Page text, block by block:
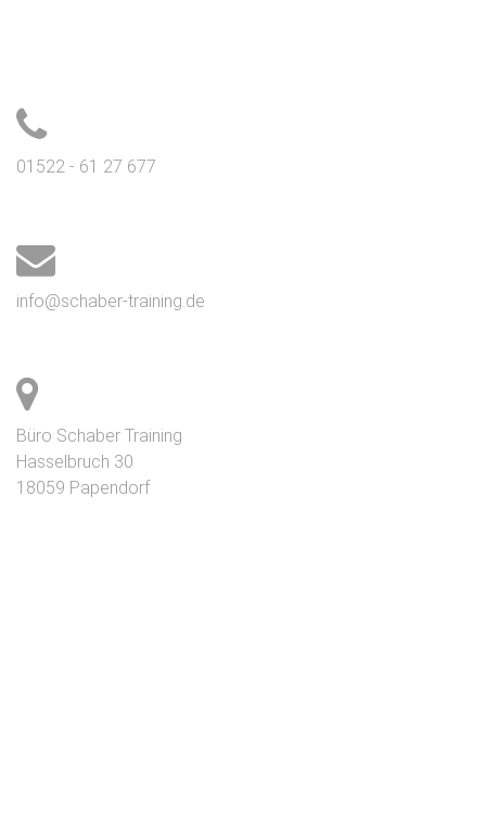
01522 - 61 27 677
info@schaber-training.de
Büro Schaber Training
Hasselbruch 30
18059 Papendorf